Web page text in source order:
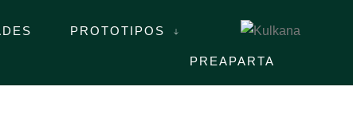
PROTOTIPOS
PREAPARTA